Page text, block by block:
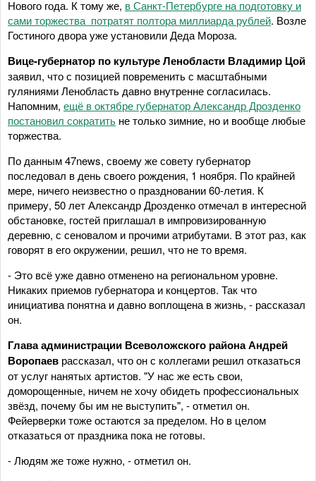
Нового года. К тому же, в Санкт-Петербурге на подготовку и
сами торжества потратят полтора миллиарда рублей. Возле
Гостиного двора уже установили Деда Мороза.
Вице-губернатор по культуре Ленобласти Владимир Цой
заявил, что с позицией повременить с масштабными
гуляниями Ленобласть давно внутренне согласилась.
Напомним, ещё в октябре губернатор Александр Дрозденко
постановил сократить не только зимние, но и вообще любые
торжества.
По данным 47news, своему же совету губернатор
последовал в день своего рождения, 1 ноября. По крайней
мере, ничего неизвестно о праздновании 60-летия. К
примеру, 50 лет Александр Дрозденко отмечал в интересной
обстановке, гостей приглашал в импровизированную
деревню, с сеновалом и прочими атрибутами. В этот раз, как
говорят в его окружении, решил, что не то время.
- Это всё уже давно отменено на региональном уровне.
Никаких приемов губернатора и концертов. Так что
инициатива понятна и давно воплощена в жизнь, - рассказал
он.
Глава администрации Всеволожского района Андрей
Воропаев рассказал, что он с коллегами решил отказаться
от услуг нанятых артистов. "У нас же есть свои,
доморощенные, ничем не хочу обидеть профессиональных
звёзд, почему бы им не выступить", - отметил он.
Фейерверки тоже остаются за пределом. Но в целом
отказаться от праздника пока не готовы.
- Людям же тоже нужно, - отметил он.